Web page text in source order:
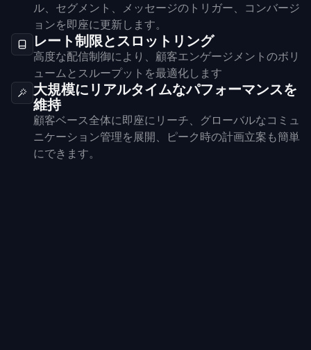
ル、セグメント、メッセージのトリガー、コンバージ
ョンを即座に更新します。
レート制限とスロットリング
高度な配信制御により、顧客エンゲージメントのボリ
ュームとスループットを最適化します
大規模にリアルタイムなパフォーマンスを
維持
顧客ベース全体に即座にリーチ、グローバルなコミュ
ニケーション管理を展開、ピーク時の計画立案も簡単
にできます。